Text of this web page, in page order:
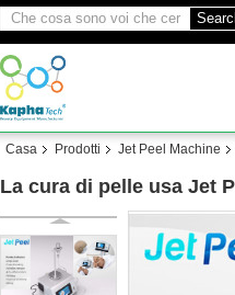
Casa Prodotti Jet Peel Machine
La cura di pelle usa Jet